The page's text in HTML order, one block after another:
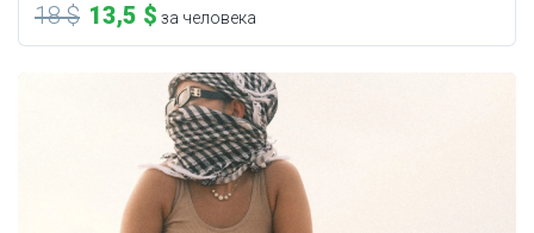
18 $ 13,5 $ за человека